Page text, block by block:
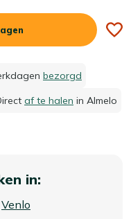
bezorgd
af te halen in Almelo
in:
Venlo